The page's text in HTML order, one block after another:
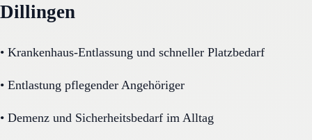
Dillingen
• Krankenhaus-Entlassung und schneller Platzbedarf
• Entlastung pflegender Angehöriger
• Demenz und Sicherheitsbedarf im Alltag